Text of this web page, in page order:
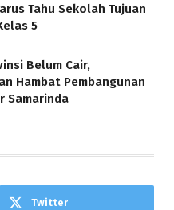
Tahu Sekolah Tujuan
5
Belum Cair,
Hambat Pembangunan
Samarinda
Twitter